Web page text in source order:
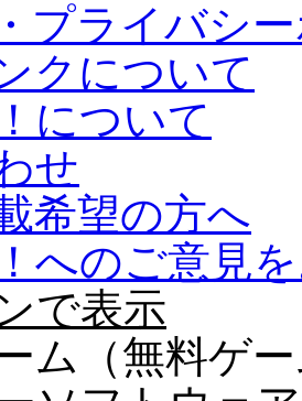
プライバシ
クについて
について
せ
希望の方へ
へのご意見
で表示
ム（無料ゲ